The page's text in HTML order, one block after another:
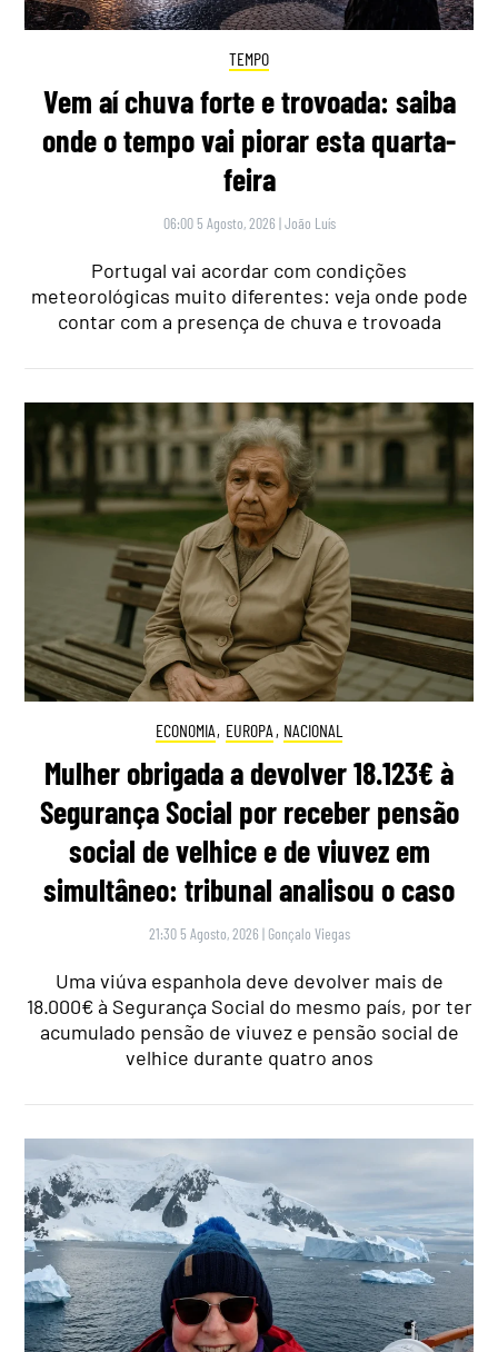
TEMPO
Vem aí chuva forte e trovoada: saiba
onde o tempo vai piorar esta quarta-
feira
06:00 5 Agosto, 2026 |João Luís
Portugal vai acordar com condições
meteorológicas muito diferentes: veja onde pode
contar com a presença de chuva e trovoada
ECONOMIA, EUROPA , NACIONAL
Mulher obrigada a devolver 18.123€ à
Segurança Social por receber pensão
social de velhice e de viuvez em
simultâneo: tribunal analisou o caso
21:30 5 Agosto, 2026 | Gonçalo Viegas
Uma viúva espanhola deve devolver mais de
18.000€ à Segurança Social do mesmo país, por ter
acumulado pensão de viuvez e pensão social de
velhice durante quatro anos